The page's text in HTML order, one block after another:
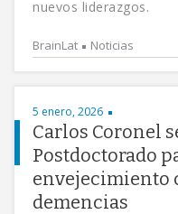
nuevos liderazgos.
BrainLat Noticias
5 enero, 2026
Carlos Coronel
Postdoctorado
envejecimiento
demencias